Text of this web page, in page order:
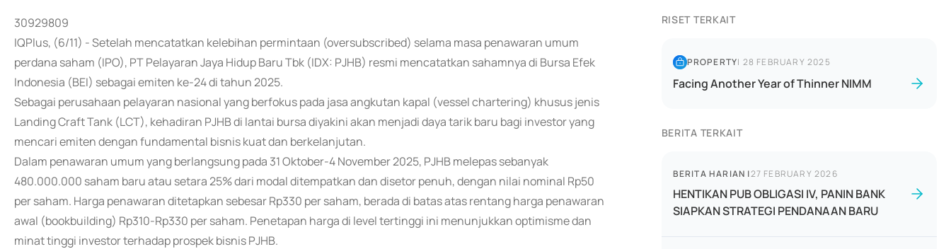
30929809
IQPlus, (6/11) - Setelah mencatatkan kelebihan permintaan (oversubscribed) selama masa penawaran umum
perdana saham (IPO), PT Pelayaran Jaya Hidup Baru Tbk (IDX: PJHB) resmi mencatatkan sahamnya di Bursa Efek
Indonesia (BEI) sebagai emiten ke-24 di tahun 2025.
Sebagai perusahaan pelayaran nasional yang berfokus pada jasa angkutan kapal (vessel chartering) khusus jenis
Landing Craft Tank (LCT), kehadiran PJHB di lantai bursa diyakini akan menjadi daya tarik baru bagi investor yang
mencari emiten dengan fundamental bisnis kuat dan berkelanjutan.
Dalam penawaran umum yang berlangsung pada 31 Oktober-4 November 2025, PJHB melepas sebanyak
480.000.000 saham baru atau setara 25% dari modal ditempatkan dan disetor penuh, dengan nilai nominal Rp50
per saham. Harga penawaran ditetapkan sebesar Rp330 per saham, berada di batas atas rentang harga penawaran
awal (bookbuilding) Rp310-Rp330 per saham. Penetapan harga di level tertinggi ini menunjukkan optimisme dan
minat tinggi investor terhadap prospek bisnis PJHB.
RISET TERKAIT
PROPERTY| 28 FEBRUARY 2025
Facing Another Year of Thinner NIMM
BERITA TERKAIT
BERITA HARIAN |27 FEBRUARY 2026
HENTIKAN PUB OBLIGASI IV, PANIN BANK
SIAPKAN STRATEGI PENDANAAN BARU